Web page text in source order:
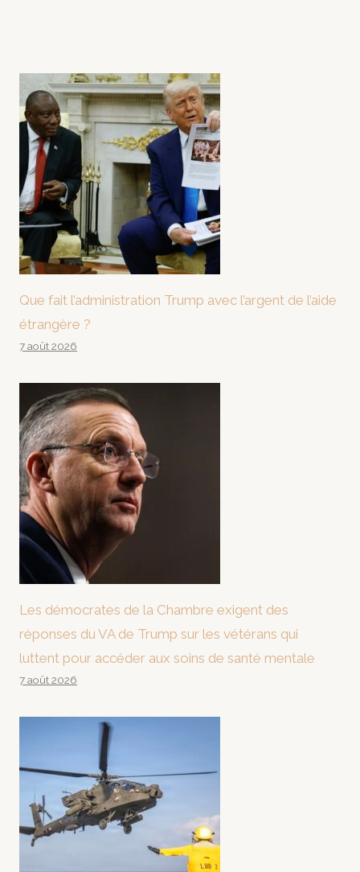
Que fait l’administration Trump avec l’argent de l’aide
étrangère ?
7 août 2026
Les démocrates de la Chambre exigent des
réponses du VA de Trump sur les vétérans qui
luttent pour accéder aux soins de santé mentale
7 août 2026